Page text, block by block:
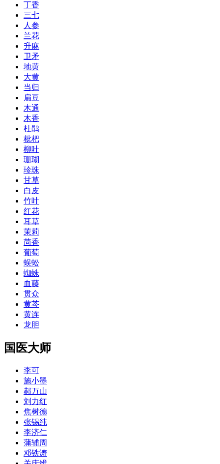
丁香
三七
人参
兰花
升麻
卫矛
地黄
大黄
当归
扁豆
木通
木香
杜鹃
枇杷
柳叶
珊瑚
珍珠
甘草
白皮
竹叶
红花
耳草
茉莉
茴香
葡萄
蜈蚣
蜘蛛
血藤
贯众
黄芩
黄连
龙胆
国医大师
李可
施小墨
郝万山
刘力红
焦树德
张锡纯
李济仁
蒲辅周
邓铁涛